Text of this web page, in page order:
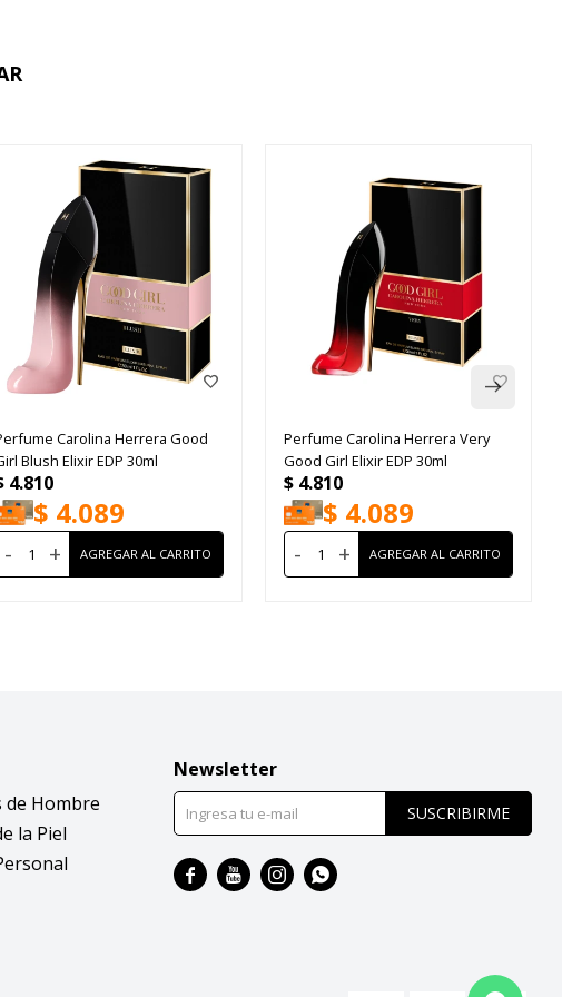
Carolina Herrera Good
Blush Elixir EDP 30ml
4.810
$ 4.089
- +
Perfume Carolina Herrera Very
Good Girl Elixir EDP 30ml
$ 4.810
$ 4.089
- +
de Hombre
la Piel
Newsletter
SUSCRIBIRME
   